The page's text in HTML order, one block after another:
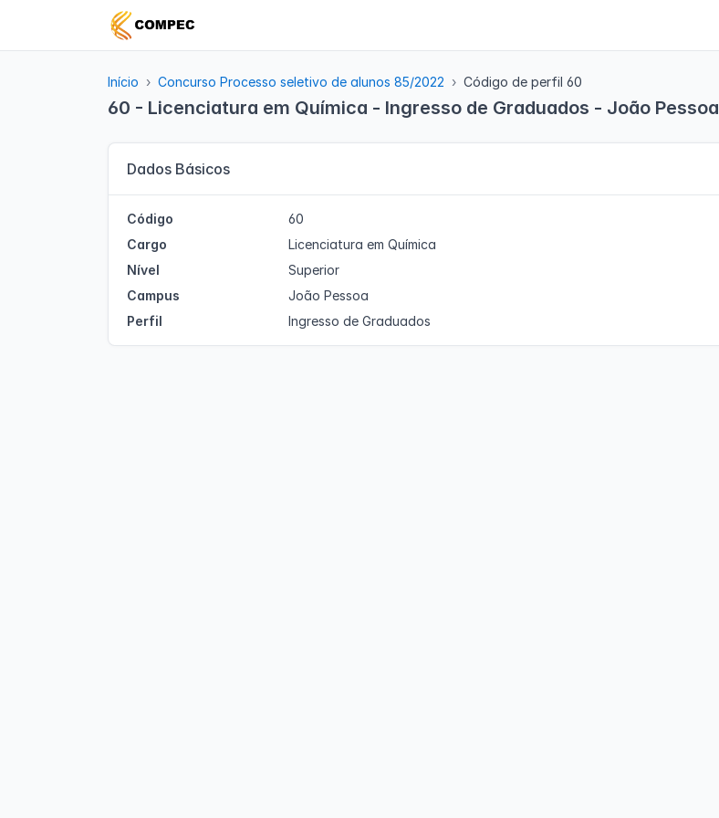
Início Concurso Processo seletivo de alunos 85/2022 Código de perfil 60
60 - Licenciatura em Química - Ingresso de Graduados - João Pessoa
Dados Básicos
Código
60
Cargo
Licenciatura em Química
Nível
Superior
Campus
João Pessoa
Perfil
Ingresso de Graduados